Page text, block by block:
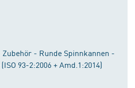
- Runde Spinnkannen -
93-2:2006 + Amd.1:2014)